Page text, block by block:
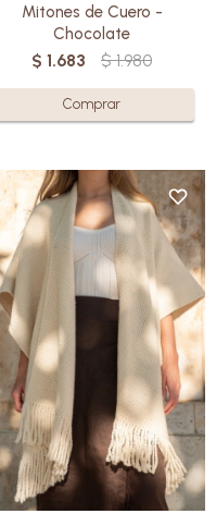
Mitones de Cuero -
Chocolate
$ 1.683 $ 1.980
Elaborada en pura lana Merino
por manos cálidas uruguayas,
cada Ruana es una obra
artesanal que ofrece una
suavidad incomparable.
Con su diseño elegante y
versátil, son perfectas tanto
para un look relajado como para
una ocasión especial.